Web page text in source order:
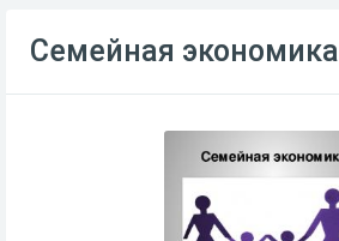
Семейная экономика